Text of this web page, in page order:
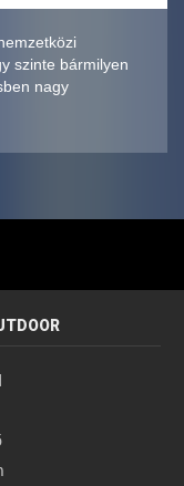
szinte bármilyen
nagy